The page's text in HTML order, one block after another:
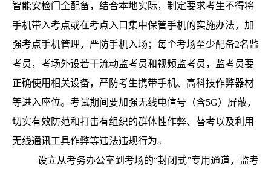
智能安检门全配备，结合本地实际，制定要求考生不得将
手机带入考点或在考点入口集中保管手机的实施办法，加
强考点手机管理，严防手机入场；每个考场至少配备2名监
考员，考场外设若干流动监考员和视频监考员，监考员要
正确使用相关设备，严防考生携带手机、高科技作弊器材
等进入座位。考试期间要加强无线电信号（含5G）屏蔽，
切实有效防范和打击有组织的群体性作弊、替考以及利用
无线通讯工具作弊等违法违规行为。
设立从考务办公室到考场的“封闭式”专用通道，监考